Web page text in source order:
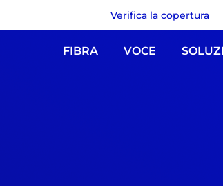
Verifica la copertura
FIBRA VOCE